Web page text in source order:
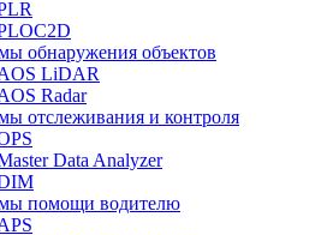
обнаружения объектов
LiDAR
Radar
отслеживания и контроля
Data Analyzer
помощи водителю